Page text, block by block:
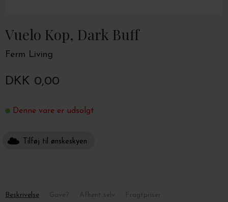
Vuelo Kop, Dark Buff
Ferm Living
DKK 0,00
Denne vare er udsolgt
Tilføj til ønskeskyen
Beskrivelse